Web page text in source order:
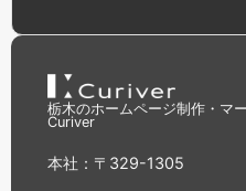
栃木のホームページ制作・マ
Curiver
本社：〒329-1305